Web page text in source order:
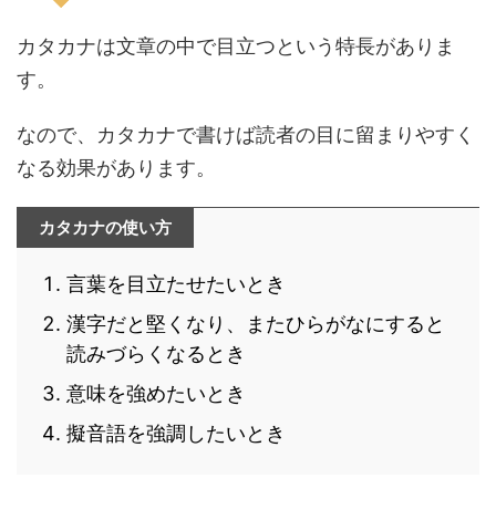
カタカナは文章の中で目立つという特長がありま
す。
なので、カタカナで書けば読者の目に留まりやすく
なる効果があります。
カタカナの使い方
言葉を目立たせたいとき
漢字だと堅くなり、またひらがなにすると
読みづらくなるとき
意味を強めたいとき
擬音語を強調したいとき